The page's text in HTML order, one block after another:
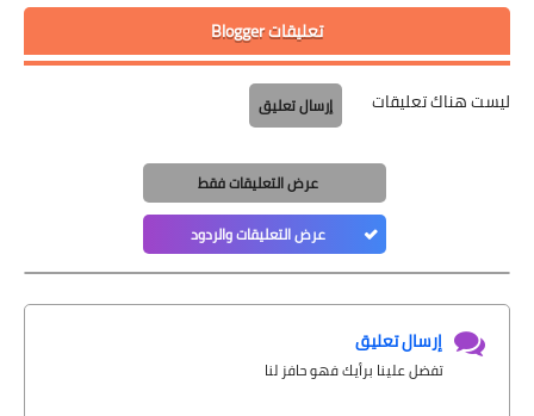
تعليقات Blogger
ليست هناك تعليقات إرسال تعليق
عرض التعليقات فقط
عرض التعليقات والردود
إرسال تعليق
تفضل علينا برأيك فهو حافز لنا